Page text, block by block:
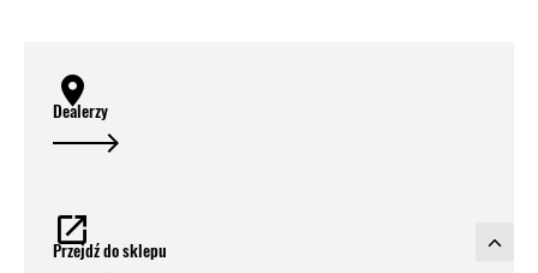
Dealerzy
Przejdź do sklepu